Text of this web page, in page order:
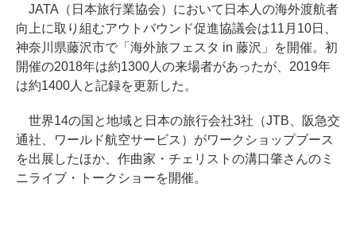
JATA（日本旅行業協会）において日本人の海外渡航者
向上に取り組むアウトバウンド促進協議会は11月10日、
神奈川県藤沢市で「海外旅フェスタ in 藤沢」を開催。初
開催の2018年は約1300人の来場者があったが、2019年
は約1400人と記録を更新した。
世界14の国と地域と日本の旅行会社3社（JTB、阪急交
通社、ワールド航空サービス）がワークショップブース
を出展したほか、作曲家・チェリストの溝口肇さんのミ
ニライブ・トークショーを開催。